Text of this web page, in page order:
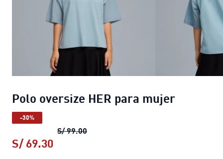
Polo oversize HER para mujer
-30%
S/ 99.00Polo oversize HER para mujer
S/ 69.30